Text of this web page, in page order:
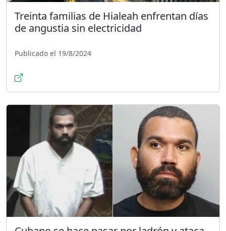
Treinta familias de Hialeah enfrentan días
de angustia sin electricidad
Publicado el 19/8/2024